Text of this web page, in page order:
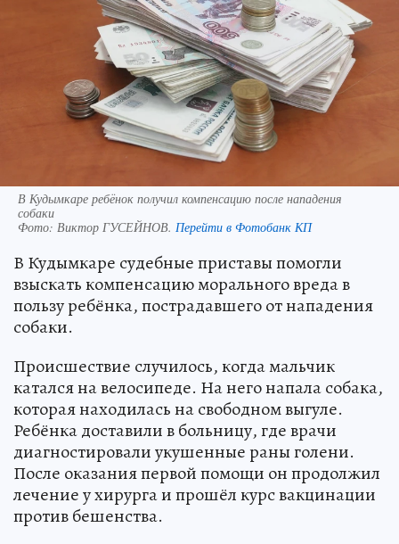
В Кудымкаре ребёнок получил компенсацию после нападения
собаки
Фото: Виктор ГУСЕЙНОВ. Перейти в Фотобанк КП
В Кудымкаре судебные приставы помогли
взыскать компенсацию морального вреда в
пользу ребёнка, пострадавшего от нападения
собаки.
Происшествие случилось, когда мальчик
катался на велосипеде. На него напала собака,
которая находилась на свободном выгуле.
Ребёнка доставили в больницу, где врачи
диагностировали укушенные раны голени.
После оказания первой помощи он продолжил
лечение у хирурга и прошёл курс вакцинации
против бешенства.